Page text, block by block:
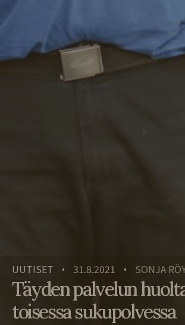
UUTISET • 31.8.2021 • SONJA
Täyden palvelun
toisessa sukupolvessa